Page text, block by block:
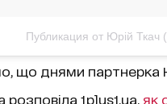
Публикация от Юрій Ткач
що днями партнерка
розповіла 1plus1.ua, як